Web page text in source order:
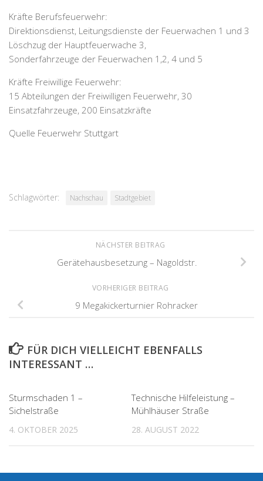
Kräfte Berufsfeuerwehr:
Direktionsdienst, Leitungsdienste der Feuerwachen 1 und 3
Löschzug der Hauptfeuerwache 3,
Sonderfahrzeuge der Feuerwachen 1,2, 4 und 5
Kräfte Freiwillige Feuerwehr:
15 Abteilungen der Freiwilligen Feuerwehr, 30
Einsatzfahrzeuge, 200 Einsatzkräfte
Quelle Feuerwehr Stuttgart
Schlagwörter: Nachschau Stadtgebiet
NÄCHSTER BEITRAG
Gerätehausbesetzung – Nagoldstr.
VORHERIGER BEITRAG
9 Megakickerturnier Rohracker
FÜR DICH VIELLEICHT EBENFALLS
INTERESSANT …
Sturmschaden 1 –
Sichelstraße
4. OKTOBER 2025
Technische Hilfeleistung –
Mühlhäuser Straße
28. AUGUST 2022